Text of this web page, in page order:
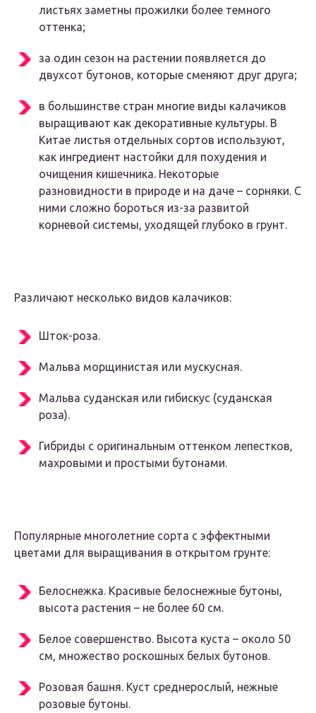
листьях заметны прожилки более темного
оттенка;
за один сезон на растении появляется до
двухсот бутонов, которые сменяют друг друга;
в большинстве стран многие виды калачиков
выращивают как декоративные культуры. В
Китае листья отдельных сортов используют,
как ингредиент настойки для похудения и
очищения кишечника. Некоторые
разновидности в природе и на даче – сорняки. С
ними сложно бороться из-за развитой
корневой системы, уходящей глубоко в грунт.
Различают несколько видов калачиков:
Шток-роза.
Мальва морщинистая или мускусная.
Мальва суданская или гибискус (суданская
роза).
Гибриды с оригинальным оттенком лепестков,
махровыми и простыми бутонами.
Популярные многолетние сорта с эффектными
цветами для выращивания в открытом грунте:
Белоснежка. Красивые белоснежные бутоны,
высота растения – не более 60 см.
Белое совершенство. Высота куста – около 50
см, множество роскошных белых бутонов.
Розовая башня. Куст среднерослый, нежные
розовые бутоны.